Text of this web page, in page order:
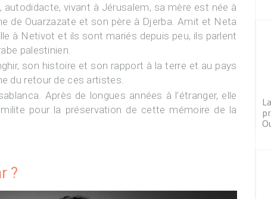
autodidacte, vivant à Jérusalem, sa mère est née à
de Ouarzazate et son père à Djerba. Amit et Neta
à Netivot et ils sont mariés depuis peu, ils parlent
palestinien.
son histoire et son rapport à la terre et au pays
du retour de ces artistes.
Après de longues années à l’étranger, elle
pour la préservation de cette mémoire de la
?